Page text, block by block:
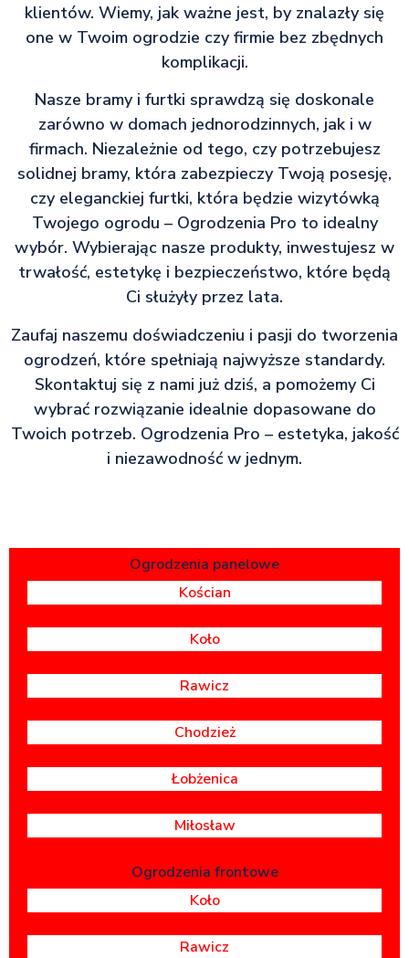
klientów. Wiemy, jak ważne jest, by znalazły się
one w Twoim ogrodzie czy firmie bez zbędnych
komplikacji.
Nasze bramy i furtki sprawdzą się doskonale
zarówno w domach jednorodzinnych, jak i w
firmach. Niezależnie od tego, czy potrzebujesz
solidnej bramy, która zabezpieczy Twoją posesję,
czy eleganckiej furtki, która będzie wizytówką
Twojego ogrodu – Ogrodzenia Pro to idealny
wybór. Wybierając nasze produkty, inwestujesz w
trwałość, estetykę i bezpieczeństwo, które będą
Ci służyły przez lata.
Zaufaj naszemu doświadczeniu i pasji do tworzenia
ogrodzeń, które spełniają najwyższe standardy.
Skontaktuj się z nami już dziś, a pomożemy Ci
wybrać rozwiązanie idealnie dopasowane do
Twoich potrzeb. Ogrodzenia Pro – estetyka, jakość
i niezawodność w jednym.
Ogrodzenia panelowe
Kościan
Koło
Rawicz
Chodzież
Łobżenica
Miłosław
Ogrodzenia frontowe
Koło
Rawicz